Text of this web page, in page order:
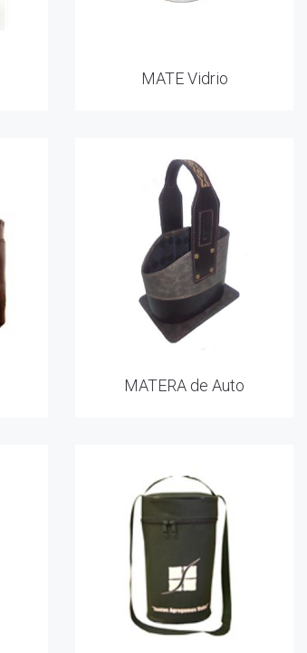
MATE Vidrio
MATERA de Auto